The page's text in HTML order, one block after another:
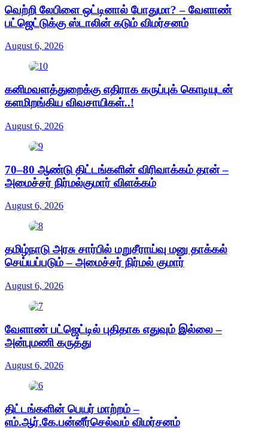
வெற்றி லேபிளை ஒட்டினால் போதுமா? – வேளாண்
பட்ஜெட்டுக்கு ஸ்டாலின் கடும் விமர்சனம்
August 6, 2026
கனிமவளத்துறைக்கு எதிராக கருப்புக் கொடியுடன்
களமிறங்கிய விவசாயிகள்..!
August 6, 2026
70–80 ஆண்டு திட்டங்களின் விரிவாக்கம் தான் –
அமைச்சர் நிர்மல்குமார் விளக்கம்
August 6, 2026
தமிழ்நாடு அரசு சார்பில் மறுசீராய்வு மனு தாக்கல்
செய்யப்படும் – அமைச்சர் நிர்மல் குமார்
August 6, 2026
வேளாண் பட்ஜெட்டில் புதிதாக எதுவும் இல்லை –
அன்புமணி கருத்து
August 6, 2026
திட்டங்களின் பெயர் மாற்றம் –
எம்.ஆர்.கே.பன்னீர்செல்வம் விமர்சனம்